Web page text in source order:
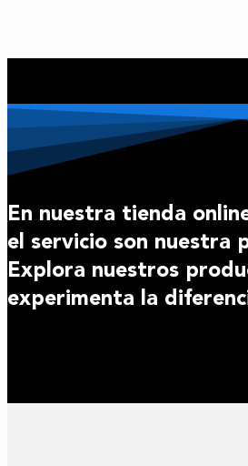
En nuestra tienda
el servicio son nuestra
Explora nuestros
experimenta la